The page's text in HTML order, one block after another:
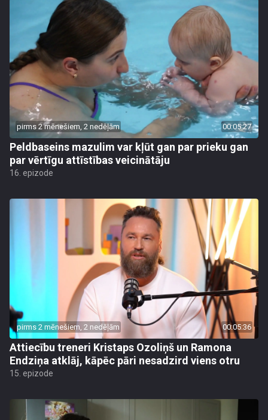
pirms 2 mēnešiem, 2 nedēļām 00:05:27
Peldbaseins mazulim var kļūt gan par prieku gan
par vērtīgu attīstības veicinātāju
16. epizode
pirms 2 mēnešiem, 2 nedēļām 00:05:36
Attiecību treneri Kristaps Ozoliņš un Ramona
Endziņa atklāj, kāpēc pāri nesadzird viens otru
15. epizode